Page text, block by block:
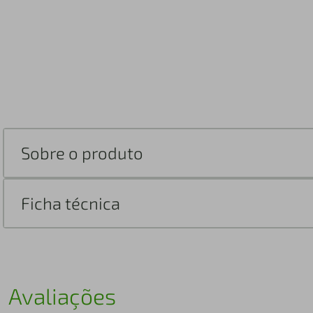
Sobre o produto
Ficha técnica
Avaliações